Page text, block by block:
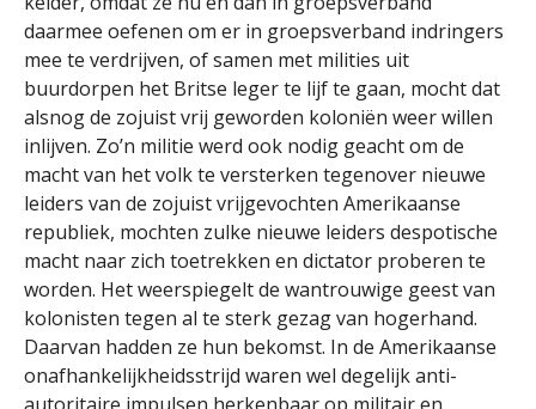
daarmee oefenen om er in groepsverband indringers
mee te verdrijven, of samen met milities uit
buurdorpen het Britse leger te lijf te gaan, mocht dat
alsnog de zojuist vrij geworden koloniën weer willen
inlijven. Zo’n militie werd ook nodig geacht om de
macht van het volk te versterken tegenover nieuwe
leiders van de zojuist vrijgevochten Amerikaanse
republiek, mochten zulke nieuwe leiders despotische
macht naar zich toetrekken en dictator proberen te
worden. Het weerspiegelt de wantrouwige geest van
kolonisten tegen al te sterk gezag van hogerhand.
Daarvan hadden ze hun bekomst. In de Amerikaanse
onafhankelijkheidsstrijd waren wel degelijk anti-